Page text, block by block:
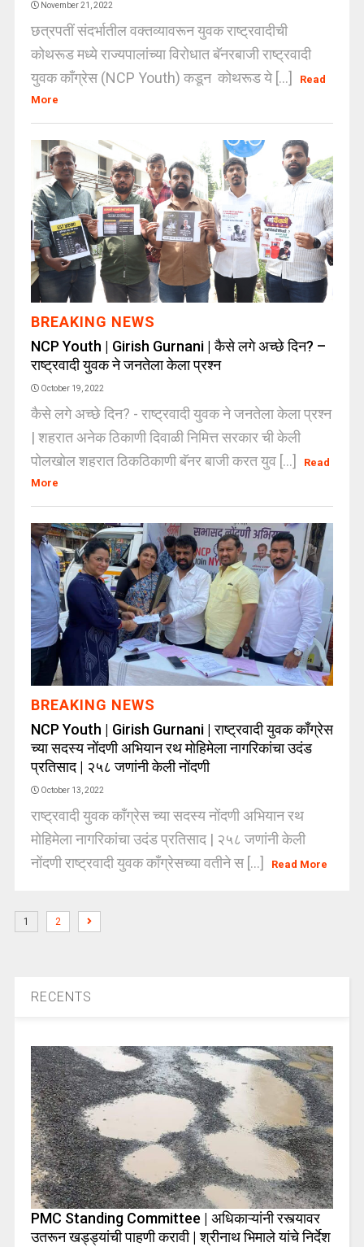
November 21, 2022
छत्रपतीं संदर्भातील वक्तव्यावरून युवक राष्ट्रवादीची
कोथरूड मध्ये राज्यपालांच्या विरोधात बॅनरबाजी राष्ट्रवादी
युवक काँग्रेस (NCP Youth) कडून कोथरूड ये [...]
Read
More
BREAKING NEWS
NCP Youth | Girish Gurnani | कैसे लगे अच्छे दिन? –
राष्ट्रवादी युवक ने जनतेला केला प्रश्न
October 19, 2022
कैसे लगे अच्छे दिन? - राष्ट्रवादी युवक ने जनतेला केला प्रश्न
| शहरात अनेक ठिकाणी दिवाळी निमित्त सरकार ची केली
पोलखोल शहरात ठिकठिकाणी बॅनर बाजी करत युव [...]
Read
More
BREAKING NEWS
NCP Youth | Girish Gurnani | राष्ट्रवादी युवक काँग्रेस
च्या सदस्य नोंदणी अभियान रथ मोहिमेला नागरिकांचा उदंड
प्रतिसाद | २५८ जणांनी केली नोंदणी
October 13, 2022
राष्ट्रवादी युवक काँग्रेस च्या सदस्य नोंदणी अभियान रथ
मोहिमेला नागरिकांचा उदंड प्रतिसाद | २५८ जणांनी केली
नोंदणी राष्ट्रवादी युवक काँग्रेसच्या वतीने स [...]
Read More
1 2
RECENTS
PMC Standing Committee | अधिकाऱ्यांनी रस्त्यावर
उतरून खड्ड्यांची पाहणी करावी | श्रीनाथ भिमाले यांचे निर्देश